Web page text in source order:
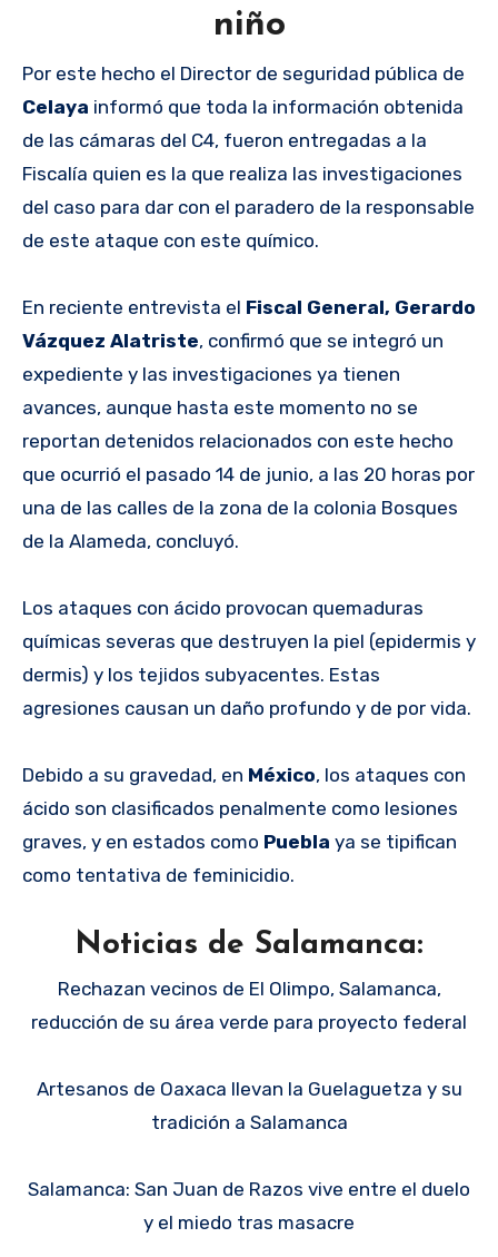
niño
Por este hecho el Director de seguridad pública de
Celaya informó que toda la información obtenida
de las cámaras del C4, fueron entregadas a la
Fiscalía quien es la que realiza las investigaciones
del caso para dar con el paradero de la responsable
de este ataque con este químico.
En reciente entrevista el Fiscal General, Gerardo
Vázquez Alatriste, confirmó que se integró un
expediente y las investigaciones ya tienen
avances, aunque hasta este momento no se
reportan detenidos relacionados con este hecho
que ocurrió el pasado 14 de junio, a las 20 horas por
una de las calles de la zona de la colonia Bosques
de la Alameda, concluyó.
Los ataques con ácido provocan quemaduras
químicas severas que destruyen la piel (epidermis y
dermis) y los tejidos subyacentes. Estas
agresiones causan un daño profundo y de por vida.
Debido a su gravedad, en México, los ataques con
ácido son clasificados penalmente como lesiones
graves, y en estados como Puebla ya se tipifican
como tentativa de feminicidio.
Noticias de Salamanca:
Rechazan vecinos de El Olimpo, Salamanca,
reducción de su área verde para proyecto federal
Artesanos de Oaxaca llevan la Guelaguetza y su
tradición a Salamanca
Salamanca: San Juan de Razos vive entre el duelo
y el miedo tras masacre